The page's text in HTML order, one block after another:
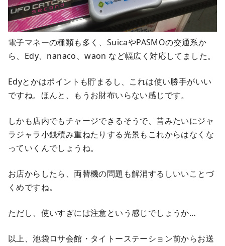
電子マネーの種類も多く、SuicaやPASMOの交通系か
ら、Edy、nanaco、waon など幅広く対応してました。
Edyとかはポイントも貯まるし、これは使い勝手がいい
ですね。ほんと、もうお財布いらない感じです。
しかも店内でもチャージできるそうで、昔みたいにジャ
ラジャラ小銭積み重ねたりする光景もこれからはなくな
っていくんでしょうね。
お店からしたら、両替機の問題も解消するしいいことづ
くめですね。
ただし、使いすぎには注意という感じでしょうか…
以上、池袋ロサ会館・タイトーステーション前からお送